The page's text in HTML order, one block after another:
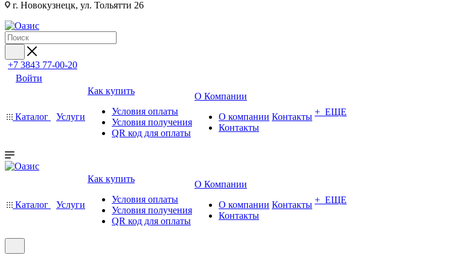
г. Новокузнецк, ул. Тольятти 26
+7 3843 77-00-20
Войти
Каталог Услуги
Как купить
Условия оплаты
Условия получения
QR код для оплаты
О Компании
О компании
Контакты
Контакты + ЕЩЕ
Каталог Услуги
Как купить
Условия оплаты
Условия получения
QR код для оплаты
О Компании
О компании
Контакты
Контакты + ЕЩЕ